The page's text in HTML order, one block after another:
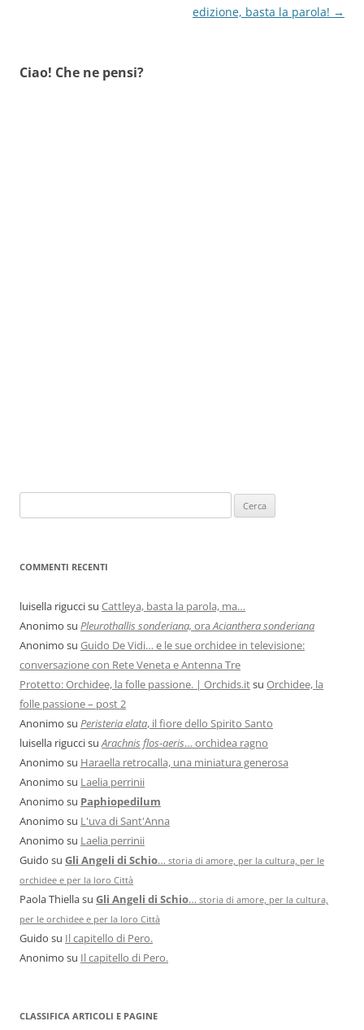
edizione, basta la parola! →
Ciao! Che ne pensi?
COMMENTI RECENTI
luisella riguccisu Cattleya, basta la parola, ma…
Anonimo su Pleurothallis sonderiana, ora Acianthera sonderiana
Anonimo su Guido De Vidi… e le sue orchidee in televisione:
conversazione con Rete Veneta e Antenna Tre
Protetto: Orchidee, la folle passione. | Orchids.itsu Orchidee, la
folle passione – post 2
Anonimo su Peristeria elata, il fiore dello Spirito Santo
luisella riguccisu Arachnis flos-aeris… orchidea ragno
Anonimo su Haraella retrocalla, una miniatura generosa
Anonimo su Laelia perrinii
Anonimo su Paphiopedilum
Anonimo su L'uva di Sant'Anna
Anonimo su Laelia perrinii
Guido su Gli Angeli di Schio… storia di amore, per la cultura, per le
orchidee e per la loro Città
Paola Thiellasu Gli Angeli di Schio… storia di amore, per la cultura,
per le orchidee e per la loro Città
Guido su Il capitello di Pero.
Anonimo su Il capitello di Pero.
CLASSIFICA ARTICOLI E PAGINE